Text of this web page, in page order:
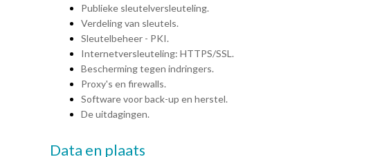
Publieke sleutelversleuteling.
Verdeling van sleutels.
Sleutelbeheer - PKI.
Internetversleuteling: HTTPS/SSL.
Bescherming tegen indringers.
Proxy's en firewalls.
Software voor back-up en herstel.
De uitdagingen.
Data en plaats